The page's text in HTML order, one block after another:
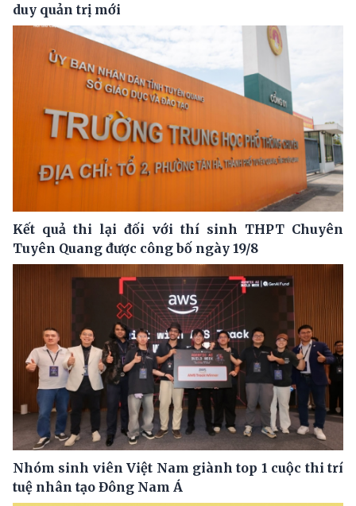
duy quản trị mới
Kết quả thi lại đối với thí sinh THPT Chuyên
Tuyên Quang được công bố ngày 19/8
Nhóm sinh viên Việt Nam giành top 1 cuộc thi trí
tuệ nhân tạo Đông Nam Á